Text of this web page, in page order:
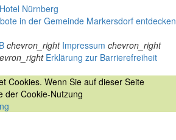
Hotel Nürnberg
chevron_right Impressum chevron_right
Erklärung zur Barrierefreiheit
Cookies. Wenn Sie auf dieser Seite
der Cookie-Nutzung